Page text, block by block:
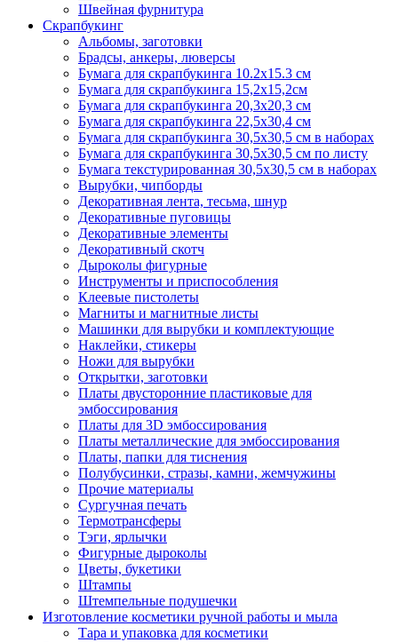
Швейная фурнитура
Скрапбукинг
Альбомы, заготовки
Брадсы, анкеры, люверсы
Бумага для скрапбукинга 10.2х15.3 см
Бумага для скрапбукинга 15,2х15,2см
Бумага для скрапбукинга 20,3х20,3 см
Бумага для скрапбукинга 22,5х30,4 см
Бумага для скрапбукинга 30,5х30,5 см в наборах
Бумага для скрапбукинга 30,5х30,5 см по листу
Бумага текстурированная 30,5х30,5 см в наборах
Вырубки, чипборды
Декоративная лента, тесьма, шнур
Декоративные пуговицы
Декоративные элементы
Декоративный скотч
Дыроколы фигурные
Инструменты и приспособления
Клеевые пистолеты
Магниты и магнитные листы
Машинки для вырубки и комплектующие
Наклейки, стикеры
Ножи для вырубки
Открытки, заготовки
Платы двусторонние пластиковые для
эмбоссирования
Платы для 3D эмбоссирования
Платы металлические для эмбоссирования
Платы, папки для тиснения
Полубусинки, стразы, камни, жемчужины
Прочие материалы
Сургучная печать
Термотрансферы
Тэги, ярлычки
Фигурные дыроколы
Цветы, букетики
Штампы
Штемпельные подушечки
Изготовление косметики ручной работы и мыла
Тара и упаковка для косметики